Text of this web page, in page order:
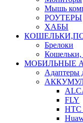
Мышь
РОУТЕРЫ
ХАБЫ
Брелоки
Кошельки,
МОБИЛЬНЫЕ
Адаптеры
FLY
HTC